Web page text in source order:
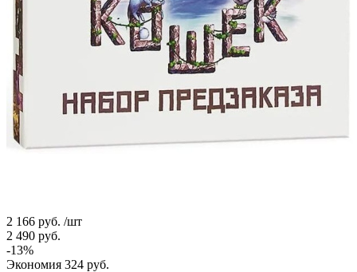
2 166 руб. /шт
2 490 руб.
-13%
Экономия 324 руб.